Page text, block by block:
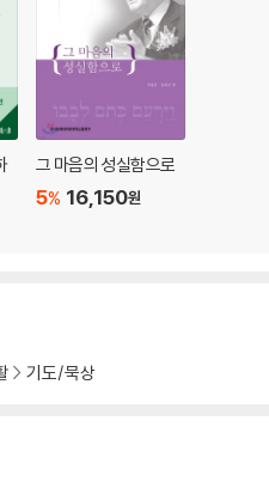
의 모험 273
그 마음의 성실함으로
16,150원
5%
기도/묵상